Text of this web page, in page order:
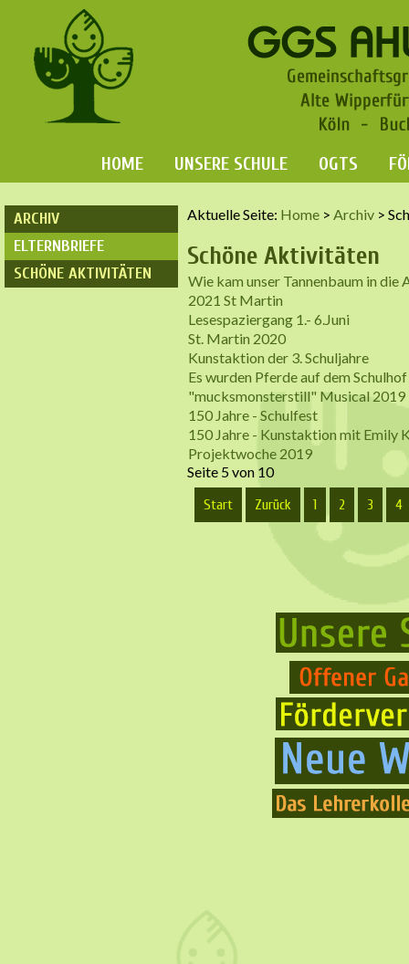
HOME UNSERE SCHULE OGTS
ARCHIV
ELTERNBRIEFE
SCHÖNE AKTIVITÄTEN
Aktuelle Seite: Home > Archiv >
Schöne Aktivitäten
Wie kam unser Tannenbaum in die
2021 St Martin
Lesespaziergang 1.- 6.Juni
St. Martin 2020
Kunstaktion der 3. Schuljahre
Es wurden Pferde auf dem
"mucksmonsterstill" Musical 2019
150 Jahre - Schulfest
150 Jahre - Kunstaktion mit Emily
Projektwoche 2019
Seite 5 von 10
Start Zurück 1 2 3 4